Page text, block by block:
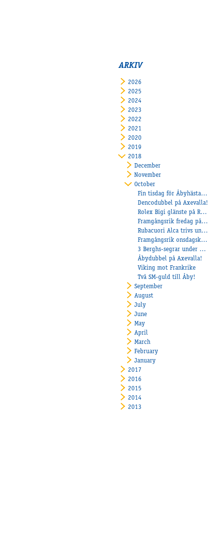
ARKIV
2026
2025
2024
2023
2022
2021
2020
2019
2018
December
November
October
Fin tisdag för Åbyhästarna!
Dencodubbel på Axevalla!
Rolex Bigi glänste på Romme!
Framgångsrik fredag på Kalmar!
Rubacuori Alca trivs under sadeln!
Framgångsrik onsdagskväll för Åbyhästarna!
3 Berghs-segrar under helgen!
Åbydubbel på Axevalla!
Viking mot Frankrike
Två SM-guld till Åby!
September
August
July
June
May
April
March
February
January
2017
2016
2015
2014
2013